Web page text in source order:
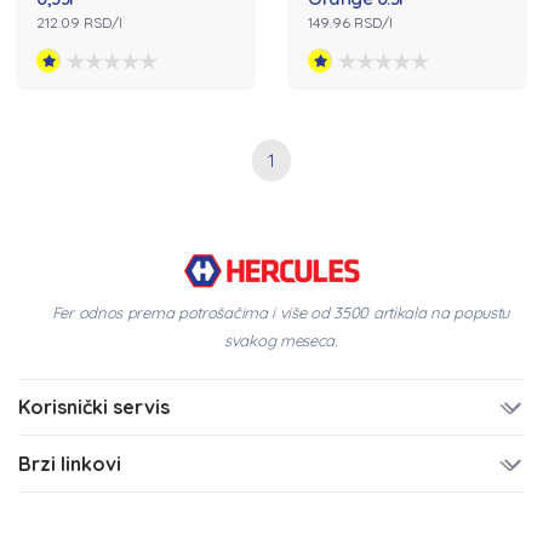
212.09 RSD/l 149.96 RSD/l
1
Fer odnos prema potrošačima i više od 3500 artikala na popustu
svakog meseca.
Korisnički servis
Brzi linkovi